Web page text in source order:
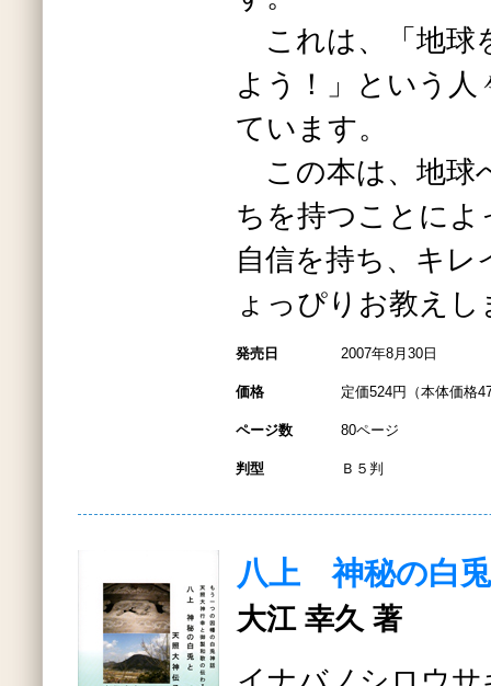
これは、「地球
よう！」という
ています。
この本は、地球
ちを持つことに
自信を持ち、キ
ょっぴりお教え
発売日 2007年8月30日
価格 定価524円（本体価格
ページ数 80ページ
判型 Ｂ５判
八上 神秘の白
大江 幸久 著